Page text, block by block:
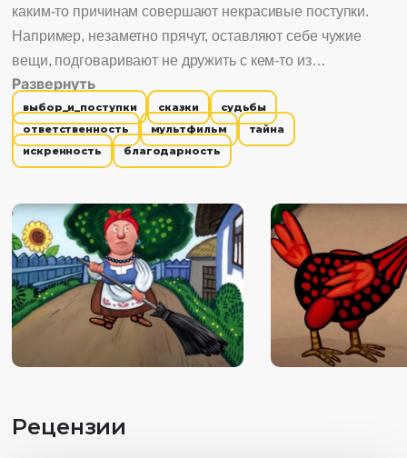
каким-то причинам совершают некрасивые поступки.
Например, незаметно прячут, оставляют себе чужие
вещи, подговаривают не дружить с кем-то из
одноклассников. Решение таких ситуаций требует от
педагога, с одной стороны – принципиальности, а с
другой – деликатности. Мультфильм даёт возможность
на примере персонажей увидеть, что не стоит идти на
понять, что делать, если совершил плохой поступок.
Развернуть
выбор_и_поступки сказки
судьбы
ответственность
мультфильм
тайна
искренность
благодарность
Рецензии